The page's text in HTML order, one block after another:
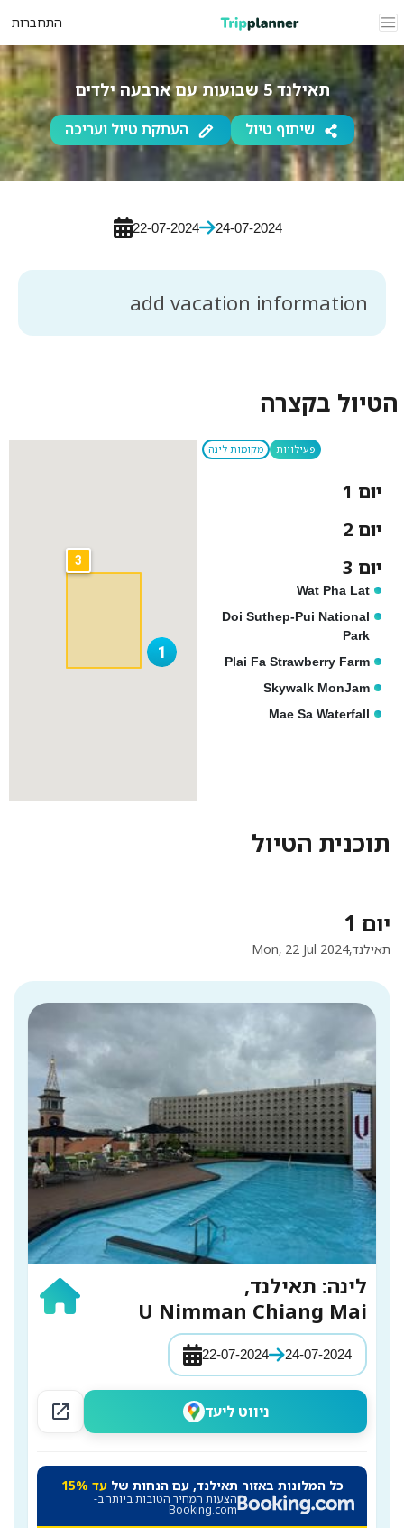
התחברות
תאילנד 5 שבועות עם ארבעה ילדים
העתקת טיול ועריכה שיתוף טיול
22-07-2024 24-07-2024
add vacation information
הטיול בקצרה
פעילויות מקומות לינה
יום 1
יום 2
יום 3
Wat Pha Lat
Doi Suthep-Pui National
Park
Plai Fa Strawberry Farm
Skywalk MonJam
Mae Sa Waterfall
1
3
תוכנית הטיול
יום 1
Mon, 22 Jul 2024תאילנד,
לינה: תאילנד,
U Nimman Chiang Mai
22-07-2024 24-07-2024
open_in_new ניווט ליעד
כל המלונות באזור תאילנד, עם הנחות שלעד 15%
הצעות המחיר הטובות ביותר ב-
Booking.com